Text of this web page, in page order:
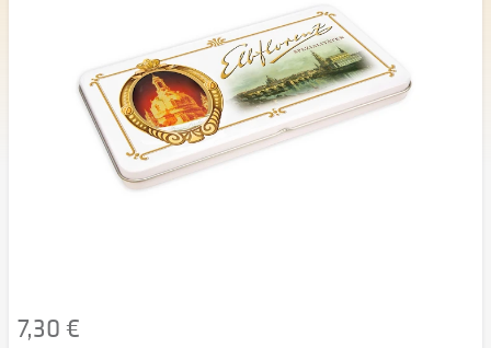
7,30 €